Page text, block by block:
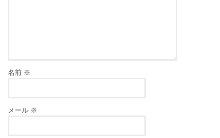
名前 ※
メール ※